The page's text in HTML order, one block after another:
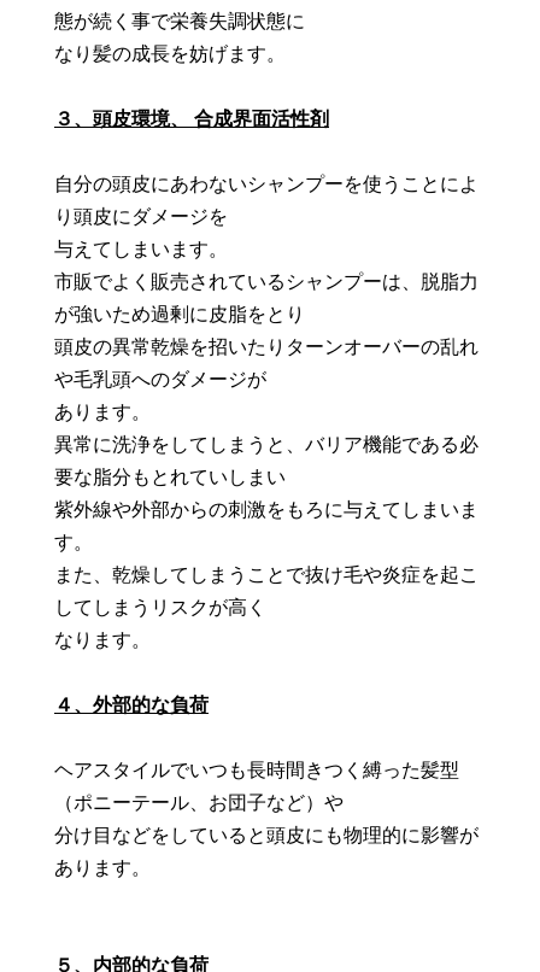
態が続く事で栄養失調状態に
なり髪の成長を妨げます。
３、頭皮環境、 合成界面活性剤
自分の頭皮にあわないシャンプーを使うことによ
り頭皮にダメージを
与えてしまいます。
市販でよく販売されているシャンプーは、脱脂力
が強いため過剰に皮脂をとり
頭皮の異常乾燥を招いたりターンオーバーの乱れ
や毛乳頭へのダメージが
あります。
異常に洗浄をしてしまうと、バリア機能である必
要な脂分もとれていしまい
紫外線や外部からの刺激をもろに与えてしまいま
す。
また、乾燥してしまうことで抜け毛や炎症を起こ
してしまうリスクが高く
なります。
４、外部的な負荷
ヘアスタイルでいつも長時間きつく縛った髪型
（ポニーテール、お団子など）や
分け目などをしていると頭皮にも物理的に影響が
あります。
５、内部的な負荷